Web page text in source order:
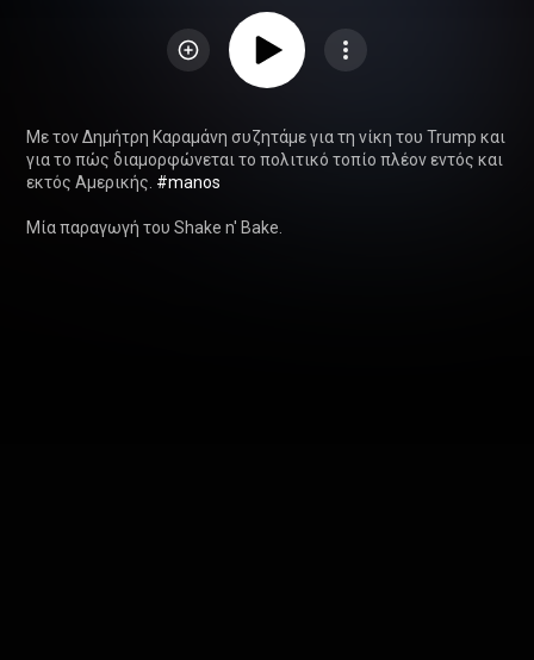
Με τον Δημήτρη Καραμάνη συζητάμε για τη νίκη του Trump και
για το πώς διαμορφώνεται το πολιτικό τοπίο πλέον εντός και
εκτός Αμερικής. #manos
Μία παραγωγή του Shake n' Bake.